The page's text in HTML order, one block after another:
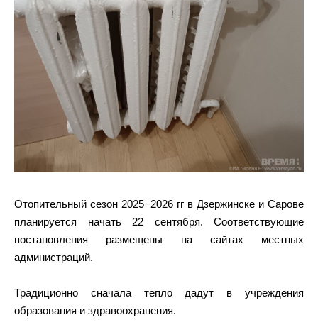
Отопительный сезон 2025−2026 гг в Дзержинске и Сарове
планируется начать 22 сентября. Соответствующие
постановления размещены на сайтах местных
администраций.
Традиционно сначала тепло дадут в учреждения
образования и здравоохранения.